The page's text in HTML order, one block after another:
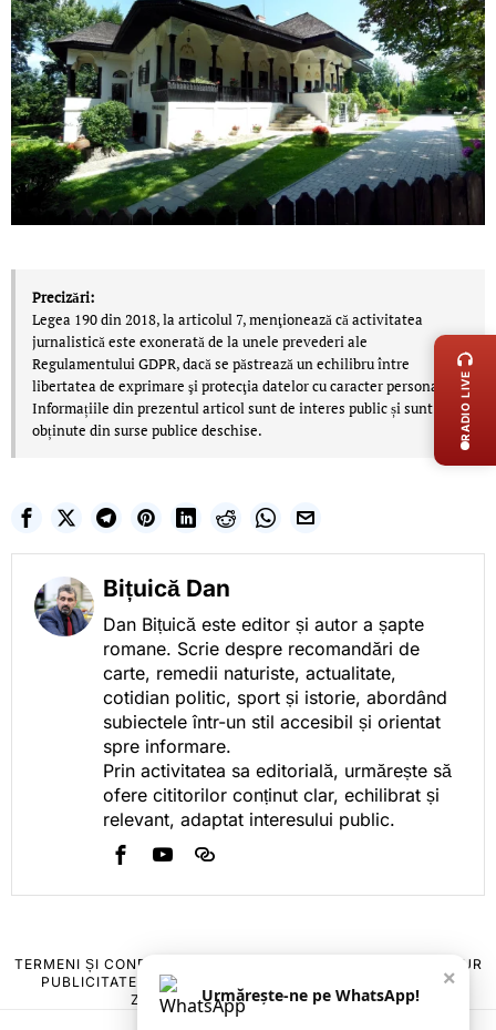
Precizări:
Legea 190 din 2018, la articolul 7, menţionează că activitatea
jurnalistică este exonerată de la unele prevederi ale
Regulamentului GDPR, dacă se păstrează un echilibru între
libertatea de exprimare şi protecţia datelor cu caracter personal.
Informațiile din prezentul articol sunt de interes public și sunt
obținute din surse publice deschise.
Bițuică Dan
Dan Bițuică este editor și autor a șapte
romane. Scrie despre recomandări de
carte, remedii naturiste, actualitate,
cotidian politic, sport și istorie, abordând
subiectele într-un stil accesibil și orientat
spre informare.
Prin activitatea sa editorială, urmărește să
ofere cititorilor conținut clar, echilibrat și
relevant, adaptat interesului public.
TERMENI ȘI CONDIȚII
POLITICA DE ANULARE & RETUR
PUBLICITATE ONLINE & TIPĂRITĂ
CONTACT
ZIARUL ANUNȚUL CĂLĂRĂȘEAN
×
Urmărește-ne pe WhatsApp!
RADIO LIVE